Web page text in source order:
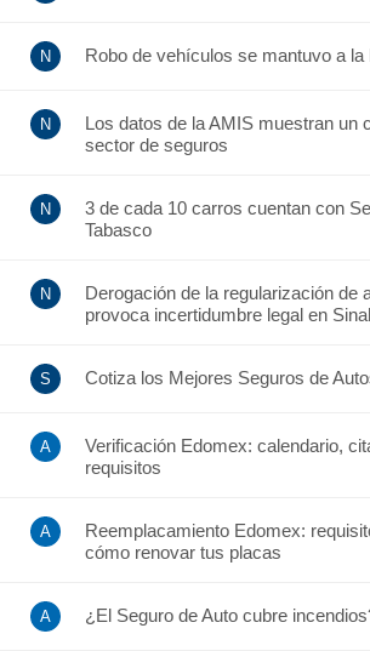
Robo de vehículos se mantuvo a la
Los datos de la AMIS muestran un
sector de seguros
3 de cada 10 carros cuentan con
Tabasco
Derogación de la regularización de
provoca incertidumbre legal en
Cotiza los Mejores Seguros de
Verificación Edomex: calendario,
requisitos
Reemplacamiento Edomex:
cómo renovar tus placas
¿El Seguro de Auto cubre